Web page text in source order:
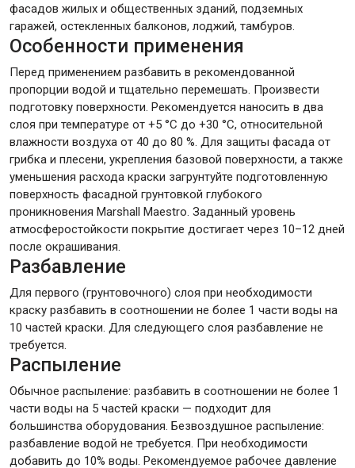
фасадов жилых и общественных зданий, подземных
гаражей, остекленных балконов, лоджий, тамбуров.
Особенности применения
Перед применением разбавить в рекомендованной
пропорции водой и тщательно перемешать. Произвести
подготовку поверхности. Рекомендуется наносить в два
слоя при температуре от +5 °C до +30 °С, относительной
влажности воздуха от 40 до 80 %. Для защиты фасада от
грибка и плесени, укрепления базовой поверхности, а также
уменьшения расхода краски загрунтуйте подготовленную
поверхность фасадной грунтовкой глубокого
проникновения Marshall Maestro. Заданный уровень
атмосферостойкости покрытие достигает через 10–12 дней
после окрашивания.
Разбавление
Для первого (грунтовочного) слоя при необходимости
краску разбавить в соотношении не более 1 части воды на
10 частей краски. Для следующего слоя разбавление не
требуется.
Распыление
Обычное распыление: разбавить в соотношении не более 1
части воды на 5 частей краски — подходит для
большинства оборудования. Безвоздушное распыление:
разбавление водой не требуется. При необходимости
добавить до 10% воды. Рекомендуемое рабочее давление
Товары для бани и сауны
Оборудование для клининга и уборки